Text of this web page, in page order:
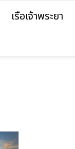
เรือเจ้าพระยา